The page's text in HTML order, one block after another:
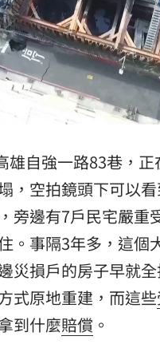
雄自強一路83巷，
，空拍鏡頭下可以
旁邊有7戶民宅嚴重
。事隔3年多，這個
災損戶的房子早就
式原地重建，而這些
到什麼賠償 。